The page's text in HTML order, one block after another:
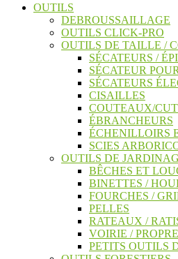
OUTILS
DEBROUSSAILLAGE
OUTILS CLICK-PRO
OUTILS DE TAILLE /
SÉCATEURS /
SÉCATEUR
SÉCATEURS
CISAILLES
COUTEAUX/
ÉBRANCHEURS
ÉCHENILLOIRS
SCIES
OUTILS DE
BÊCHES ET
BINETTES /
FOURCHES /
PELLES
RATEAUX /
VOIRIE /
PETITS OUTILS